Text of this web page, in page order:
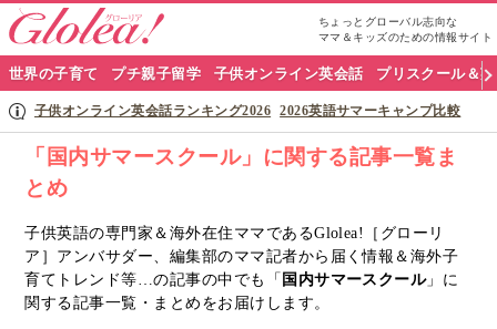
ちょっとグローバル志向な
ママ＆キッズのための情報サイト
グ
ロ
ア
ナ
ビ
世界の子育て プチ親子留学 子供オンライン英会話 プリスクール＆
子供オンライン英会話ランキング2026 2026英語サマーキャンプ比較
「国内サマースクール」に関する記事一覧ま
とめ
子供英語の専門家＆海外在住ママであるGlolea!［グローリ
ア］アンバサダー、編集部のママ記者から届く情報＆海外子
育てトレンド等…の記事の中でも「 国内サマースクール」に
関する記事一覧・まとめをお届けします。